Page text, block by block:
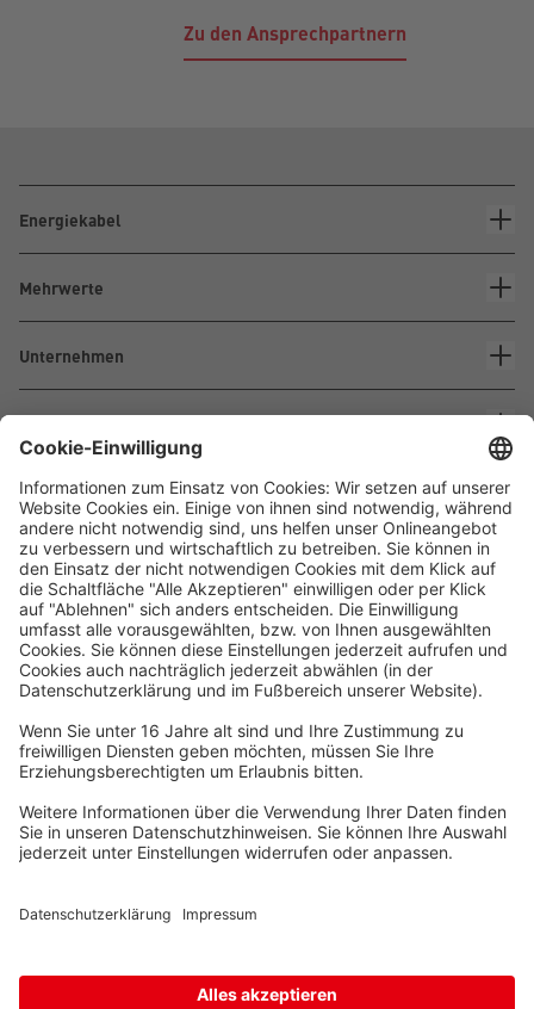
Zu den Ansprechpartnern
Energiekabel
Mehrwerte
Unternehmen
Waskönig+Walter
Kabel-Werk GmbH u. Co. KG
Ostermoorstraße 77
26683 Saterland
Fax +49 4498 88-900
info[att]waskoenig.de
Folgen Sie uns: